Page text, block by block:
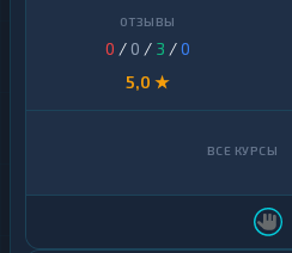
0 / 0 / 3 /0
5,0 ★